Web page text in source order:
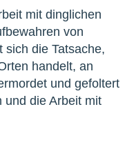
mit dinglichen
von
sich die Tatsache,
handelt, an
und gefoltert
und die Arbeit mit